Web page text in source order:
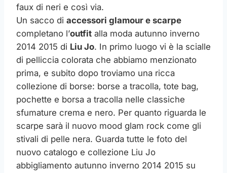
faux di neri e così via.
Un sacco di accessori glamour e scarpe
completano l’outfit alla moda autunno inverno
2014 2015 di Liu Jo. In primo luogo vi è la scialle
di pelliccia colorata che abbiamo menzionato
prima, e subito dopo troviamo una ricca
collezione di borse: borse a tracolla, tote bag,
pochette e borsa a tracolla nelle classiche
sfumature crema e nero. Per quanto riguarda le
scarpe sarà il nuovo mood glam rock come gli
stivali di pelle nera. Guarda tutte le foto del
nuovo catalogo e collezione Liu Jo
abbigliamento autunno inverno 2014 2015 su